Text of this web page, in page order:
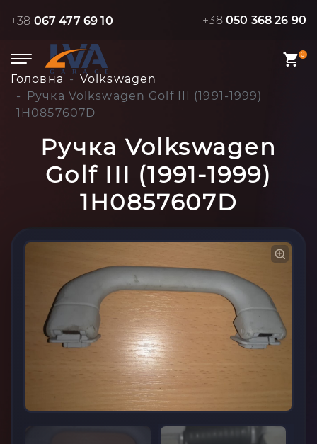
+38 067 477 69 10 +38 050 368 26 90
0
Головна
Volkswagen
Ручка Volkswagen Golf III (1991-1999)
1H0857607D
Ручка Volkswagen
Golf III (1991-1999)
1H0857607D